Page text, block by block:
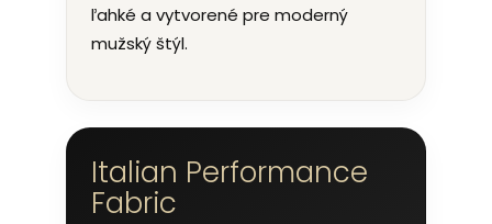
ľahké a vytvorené pre moderný
mužský štýl.
Italian Performance
Fabric